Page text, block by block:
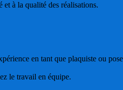
et à la qualité des réalisations.
en tant que plaquiste ou
le travail en équipe.